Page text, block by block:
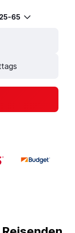
25-65